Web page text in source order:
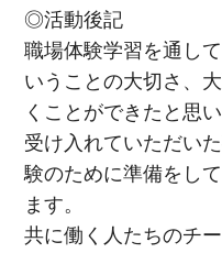
◎活動後記
職場体験学習を通し
いうことの大切さ、
くことができたと思
受け入れていただい
験のために準備をし
ます。
共に働く人たちのチ